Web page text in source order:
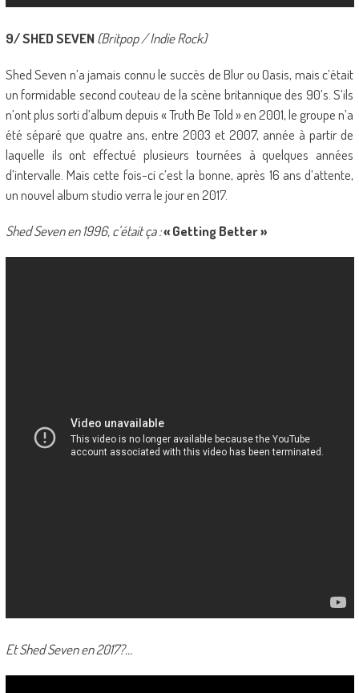
9/ SHED SEVEN(Britpop / Indie Rock)
Shed Seven n’a jamais connu le succès de Blur ou Oasis, mais c’était
un formidable second couteau de la scène britannique des 90’s. S’ils
n’ont plus sorti d’album depuis « Truth Be Told » en 2001, le groupe n’a
été séparé que quatre ans, entre 2003 et 2007, année à partir de
laquelle ils ont effectué plusieurs tournées à quelques années
d’intervalle. Mais cette fois-ci c’est la bonne, après 16 ans d’attente,
un nouvel album studio verra le jour en 2017.
Shed Seven en 1996, c’était ça :« Getting Better »
Et Shed Seven en 2017?…